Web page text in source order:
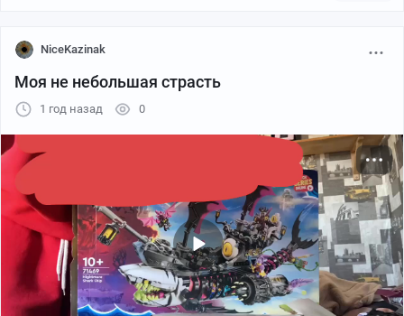
Все персонажи классической дилогии.
NiceKazinak
Моя не небольшая страсть
1 год назад 0